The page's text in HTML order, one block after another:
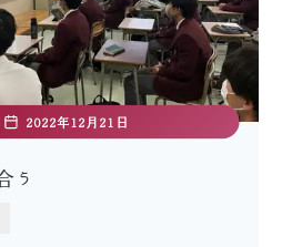
2022年12月21日
う